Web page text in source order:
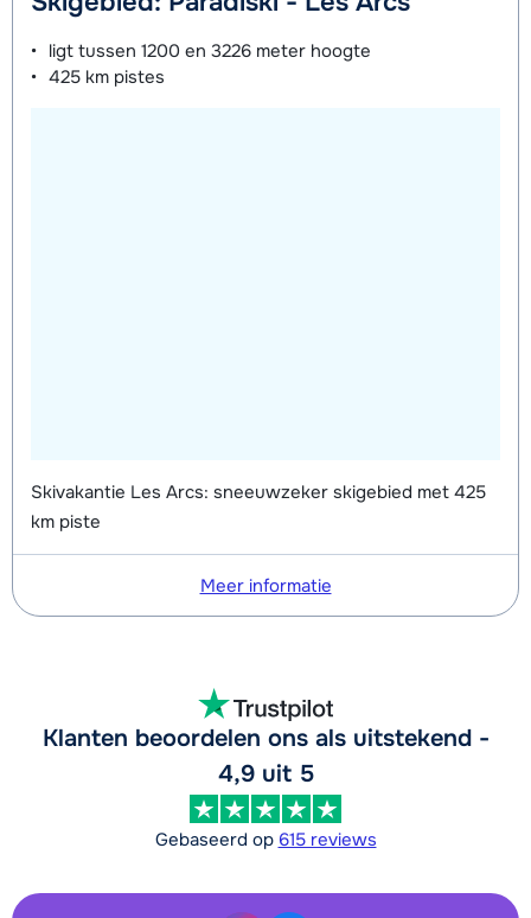
ligt tussen 1200 en 3226 meter hoogte
425 km pistes
Skivakantie Les Arcs: sneeuwzeker skigebied met 425
km piste
Meer informatie
Klanten beoordelen ons als uitstekend -
4,9 uit 5
Gebaseerd op 615 reviews